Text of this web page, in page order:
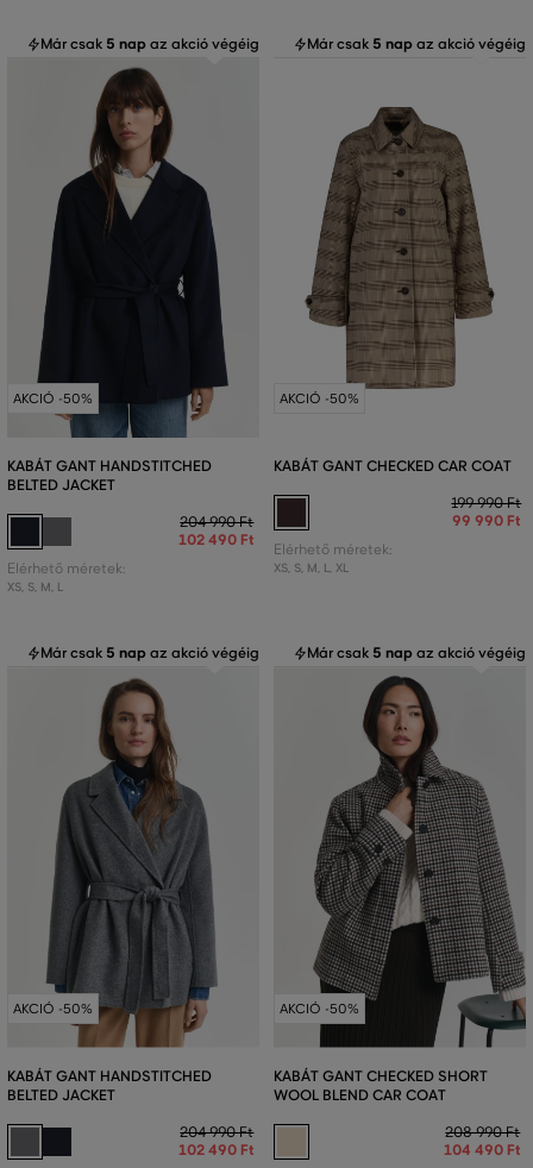
Már csak 5 nap az akció végéig
AKCIÓ -50%
KABÁT GANT HANDSTITCHED
BELTED JACKET
204 990 Ft
102 490 Ft
Elérhető méretek:
XS, S, M, L
Már csak 5 nap az akció végéig
AKCIÓ -50%
KABÁT GANT CHECKED CAR COAT
199 990 Ft
99 990 Ft
Elérhető méretek:
XS, S, M, L, XL
Már csak 5 nap az akció végéig
AKCIÓ -50%
KABÁT GANT HANDSTITCHED
BELTED JACKET
204 990 Ft
102 490 Ft
Már csak 5 nap az akció végéig
AKCIÓ -50%
KABÁT GANT CHECKED SHORT
WOOL BLEND CAR COAT
208 990 Ft
104 490 Ft